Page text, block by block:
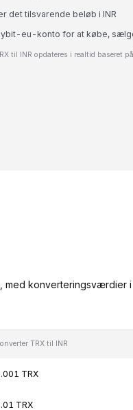
det tilsvarende beløb i INR
eu-konto for at købe,
til INR opdateres i realtid baseret
TRX til INR
TRX
TRX